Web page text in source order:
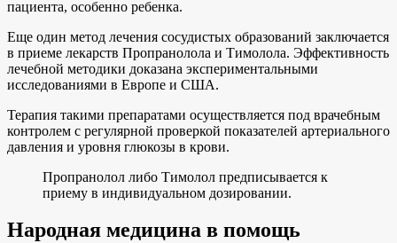
пациента, особенно ребенка.
Еще один метод лечения сосудистых образований заключается
в приеме лекарств Пропранолола и Тимолола. Эффективность
лечебной методики доказана экспериментальными
исследованиями в Европе и США.
Терапия такими препаратами осуществляется под врачебным
контролем с регулярной проверкой показателей артериального
давления и уровня глюкозы в крови.
Пропранолол либо Тимолол предписывается к
приему в индивидуальном дозировании.
Народная медицина в помощь